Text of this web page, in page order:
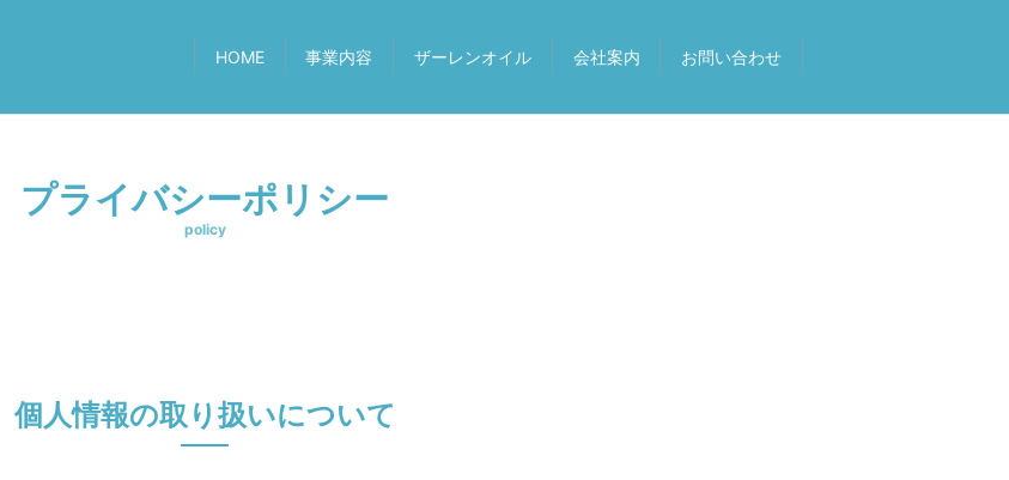
HOME 事業内容 ザーレンオイル 会社案内 お問い合わせ
プライバシーポリシー
policy
個人情報の取り扱いについて